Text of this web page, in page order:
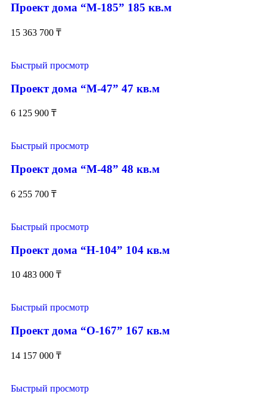
Проект дома “М-185” 185 кв.м
15 363 700 ₸
Быстрый просмотр
Проект дома “М-47” 47 кв.м
6 125 900 ₸
Быстрый просмотр
Проект дома “М-48” 48 кв.м
6 255 700 ₸
Быстрый просмотр
Проект дома “Н-104” 104 кв.м
10 483 000 ₸
Быстрый просмотр
Проект дома “О-167” 167 кв.м
14 157 000 ₸
Быстрый просмотр